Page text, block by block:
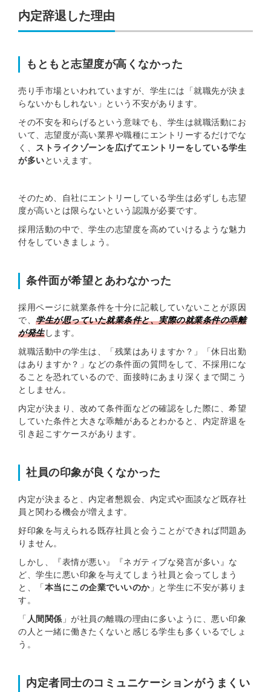
内定辞退した理由
もともと志望度が高くなかった
売り手市場といわれていますが、学生には「就職先が決ま
らないかもしれない」という不安があります。
その不安を和らげるという意味でも、学生は就職活動にお
いて、志望度が高い業界や職種にエントリーするだけでな
く、 ストライクゾーンを広げてエントリーをしている学生
が多いといえます。
そのため、自社にエントリーしている学生は必ずしも志望
度が高いとは限らないという認識が必要です。
採用活動の中で、学生の志望度を高めていけるような魅力
付をしていきましょう。
条件面が希望とあわなかった
採用ページに就業条件を十分に記載していないことが原因
で、 学生が思っていた就業条件と、実際の就業条件の乖離
が発生します。
就職活動中の学生は、「残業はありますか？」「休日出勤
はありますか？」などの条件面の質問をして、不採用にな
ることを恐れているので、面接時にあまり深くまで聞こう
としません。
内定が決まり、改めて条件面などの確認をした際に、希望
していた条件と大きな乖離があるとわかると、内定辞退を
引き起こすケースがあります。
社員の印象が良くなかった
内定が決まると、内定者懇親会、内定式や面談など既存社
員と関わる機会が増えます。
好印象を与えられる既存社員と会うことができれば問題あ
りません。
しかし、『表情が悪い』『ネガティブな発言が多い』な
ど、学生に悪い印象を与えてしまう社員と会ってしまう
と、「本当にこの企業でいいのか」と学生に不安が募りま
す。
「 人間関係 」が社員の離職の理由に多いように、悪い印象
の人と一緒に働きたくないと感じる学生も多くいるでしょ
う。
内定者同士のコミュニケーションがうまくい